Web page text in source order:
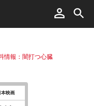
情報：闇打つ心臓
本映画